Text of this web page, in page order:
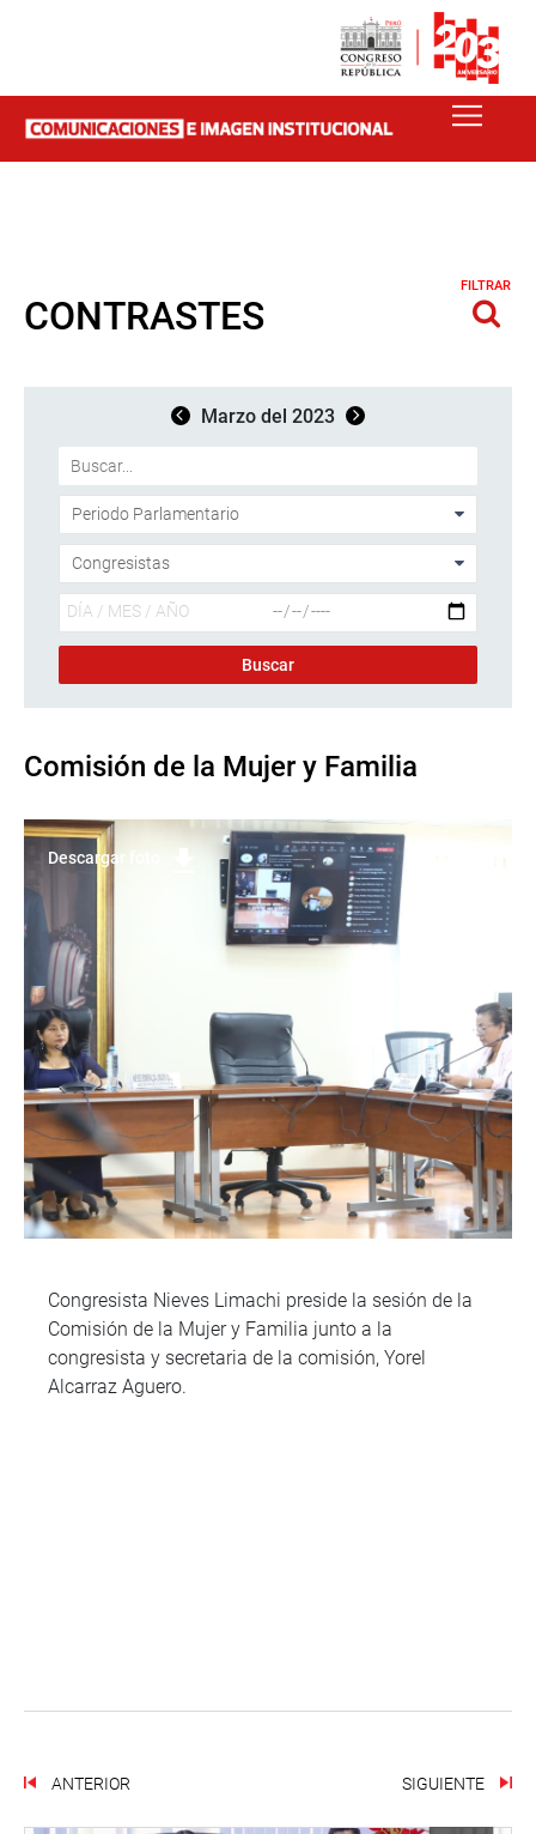
CONTRASTES
FILTRAR
Marzo del 2023
Comisión de la Mujer y Familia
Descargar foto
Congresista Nieves Limachi preside la sesión de la
Comisión de la Mujer y Familia junto a la
congresista y secretaria de la comisión, Yorel
Alcarraz Aguero.
ANTERIOR SIGUIENTE